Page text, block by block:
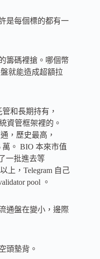
是每個標的都有一
籌碼裡搶。哪個幣
就能造成超額拉
和長期持有，
資管框架裡的。
，歷史最高，
萬。 BIO 本來市值
一批進去等
上，Telegram 自己
pool 。
通盤在變小，邊際
頭墊背。